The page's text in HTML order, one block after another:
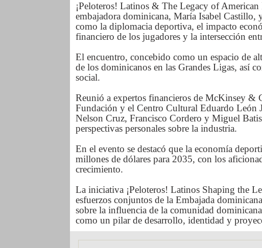
¡Peloteros! Latinos & The Legacy of
embajadora dominicana, María Isabel Castillo,
como la diplomacia deportiva, el impacto
financiero de los jugadores y la intersección
El encuentro, concebido como un espacio de
de los dominicanos en las Grandes Ligas, así
social.
Reunió a expertos financieros de McKinsey
Fundación y el Centro Cultural Eduardo León
Nelson Cruz, Francisco Cordero y Miguel
perspectivas personales sobre la industria.
En el evento se destacó que la economía
millones de dólares para 2035, con los
crecimiento.
La iniciativa ¡Peloteros! Latinos Shaping the
esfuerzos conjuntos de la Embajada
sobre la influencia de la comunidad
como un pilar de desarrollo, identidad y